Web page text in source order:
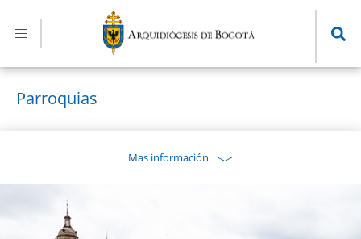
contenido
principal
Parroquias
Mas información